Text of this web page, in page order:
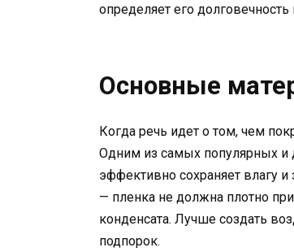
определяет его
Основные
Когда речь идет о том, чем
Одним из самых популярных и
эффективно сохраняет влагу
— пленка не должна плотно
конденсата. Лучше создать
подпорок.